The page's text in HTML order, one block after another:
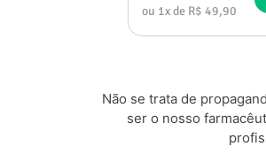
ou 1x de R$ 49,90
Não se trata de
ser o nosso